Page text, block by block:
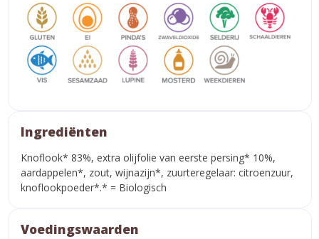
Ingrediënten
Knoflook* 83%, extra olijfolie van eerste persing* 10%,
aardappelen*, zout, wijnazijn*, zuurteregelaar: citroenzuur,
knoflookpoeder*.* = Biologisch
Voedingswaarden